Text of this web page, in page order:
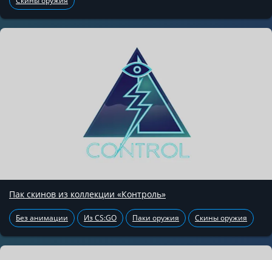
Пак скинов из коллекции «Контроль»
Без анимации Из CS:GO Паки оружия Скины оружия